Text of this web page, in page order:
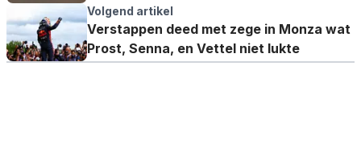
met ervaring, en één met talent nodig'
Volgend artikel
Verstappen deed met zege in Monza wat
Prost, Senna, en Vettel niet lukte